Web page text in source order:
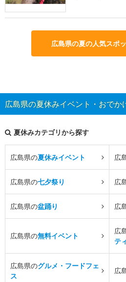
広島県の夏の人気スポ
広島県の夏休みイベント・おでか
夏休みカテゴリから探す
広島県の夏休みイベント 広
広島県の七夕祭り 広
広島県の盆踊り 広
広島県の無料イベント
広
テ
広島県のグルメ・フードフェ
ス
広